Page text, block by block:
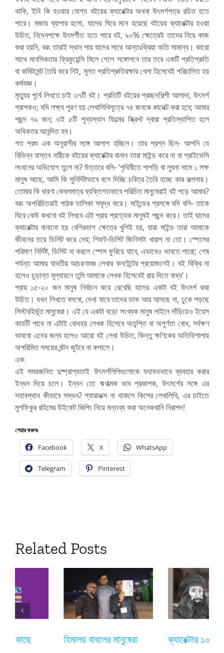
থাকি, ইনি কি হওয়ার যোগ্য বইয়ের ক্যারেক্টার অথবা উৎসর্গপত্র রচিত হতে
পারে। মজার ব্যাপার হলো, যাদের ঘিরে মনে হয়েছে বইয়ের ক্যারেক্টার হওয়া
উচিত, নিদেনপক্ষে উৎসর্গীত হতে পারে বই, ৯০% ক্ষেত্রেই তাদের নিয়ে কাজ
করা হয়নি, বরং তারাই স্থান পায় যাদের সাথে আন্তঃক্রিয়া অতি সামান্য। কারো
সাথে মানসিকতার ফ্রিকুয়েন্সি মিলে গেলে সঙ্গোপনে তার তরে একটি প্রতিশ্রুতি
বা কমিটমেন্ট তৈরি করে নিই, মূলত প্রতিশ্রুতিরক্ষার খেলা হিসেবেই পরিচালিত হয়
কর্মযজ্ঞ।
মৃত্যুর পূর্বে লিখতে চাই ৩৭টি বই। প্রতিটি বইয়ের প্রচ্ছদশিল্পী আলাদা, উৎসর্গ
প্রাপকও; যদি লক্ষ্য পূরণ হয় লেখালিখিসূত্রে ৭৪ জনকে কানেক্ট করা হবে; আমার
পছন্দ ৭৯ জন; ওই ৫টি শূন্যস্থান ফিল্মের স্ক্রিপ্ট দ্বারা প্রতিস্থাপিত হলে
অধিকতর আনন্দিত হব।
গত পরশু এক অনুরাগীর সঙ্গে আলাপ হচ্ছিল। তার প্রশ্ন ছিল- আপনি যে
বিভিন্ন বাস্তব নারীকে বইয়ের ক্যারেক্টার বানান তারা মাইন্ড করে না বা প্রাইভেসি
লংঘনের অভিযোগ তুলে না? উত্তরে বলি- ‘পৃথিবীতে পাপড়ি বা লুবনা নামে ১ লক্ষ
মানুষ আছে, আমি কি সুনির্দিষ্টভাবে বলে দিচ্ছি চরিত্র তৈরি হচ্ছে কার কল্পনায়।
তোমার কি ধারণা কেবলমাত্র ব্যক্তিগতভাবে পরিচিত মানুষেরাই বই পড়ে আমার?
বরং অপরিচিতরাই পাঠক তালিকা সমৃদ্ধ করে। মাইন্ডের প্রসঙ্গে যদি বলি- তাকে
ঘিরে কেউ কখনো বই লিখবে এটা প্রায় প্রত্যেক মানুষই পছন্দ করে। তাই যাদের
ক্যারেক্টার বানানো হয় বেশিরভাগ ক্ষেত্রে খুশিই হয়, যারা মাইন্ড তারা আমাকে
জীবনের তরে ডিলিট করে দেয়; শিফট-ডিলিট জিনিসটা খারাপ না তো। স্পেসের
পরিমাণ নির্দিষ্ট, ডিলিট না করলে স্পেস ফুরিয়ে যাবে, এভাবেও ভাবতে পারো; শেষ
পর্যন্ত আমার যাবতীয় আচরণযজ্ঞ লেখার কনটেন্টের প্রয়োজনেই। বই বিক্রি না
হলেও চূড়ান্ত মূল্যায়নে তুমি আমাকে লেখক হিসেবেই রায় দিতে বাধ্য’।
প্রায় ১৫-২০ জন মানুষ নির্বাচন করে রেখেছি যাদের একটা বই উৎসর্গ করা
উচিত। যখন লিখতে বসবো, দেখা যাবে তাদের ডাক আর আসছে না, ঢুকে পড়ছে
লিস্টবহির্ভূত মানুষেরা। এই যে একটা বড়ো সংখ্যক মানুষ লাইনে দাঁড়িয়েও ইয়েস
কার্ডটি পাবে না এটাই বোধহয় লেখক হিসেবে অতৃপ্তি বা অপূর্ণতা বোধ, সর্বক্ষণ
ভাববো এদের জন্য হলেও আরো বই লেখা উচিত, কিন্তু ক্ষণিকের অতিথিশালায়
অপরিমিত সময়ের বন্টন জুটবে না কপালে।
এবং
এই সময়জনিত দুষ্প্রাপ্যতাই উৎসর্গলিপিগুলোকে যথাযথভাবে ব্যবহার করার
ইন্ধন দিয়ে চলে। ইন্ধন তো ঋণাত্মক ভাব প্রকাশক, উৎসর্গের সঙ্গে এর
সহাবস্থান কীভাবে সম্ভব? প্যারাডক্স না থাকলে কিসের লেখালিখি, এর চাইতে
মুশফিকুর রহিমের উইকেট কিপিং নিয়ে মন্তব্য করা অনেকখানি নিরাপদ!
শেয়ার করুনঃ
Facebook X WhatsApp
Telegram Pinterest
Related Posts
হিমালয় বাবলের মানুষেরা ক্যারেক্টার ১০১